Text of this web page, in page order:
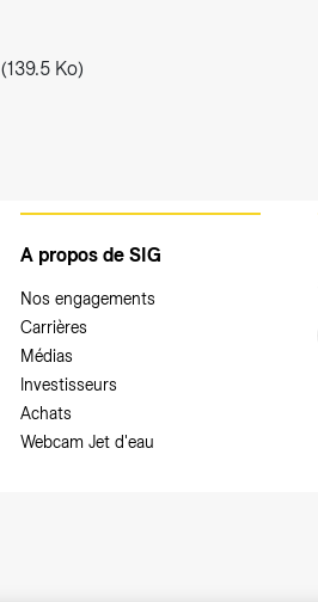
(139.5 Ko)
A propos de SIG
Nos engagements
Carrières
Médias
Investisseurs
Achats
Webcam Jet d'eau